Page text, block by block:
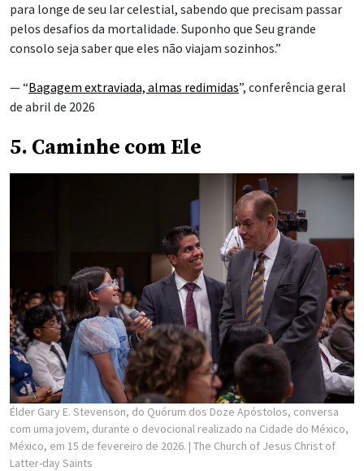
para longe de seu lar celestial, sabendo que precisam passar
pelos desafios da mortalidade. Suponho que Seu grande
consolo seja saber que eles não viajam sozinhos.”
— “Bagagem extraviada, almas redimidas”, conferência geral
de abril de 2026
5. Caminhe com Ele
Élder Gary E. Stevenson, do Quórum dos Doze Apóstolos, conversa
com uma jovem, durante o devocional realizado na Cidade do México,
México, em 15 de fevereiro de 2026. | The Church of Jesus Christ of
Latter-day Saints